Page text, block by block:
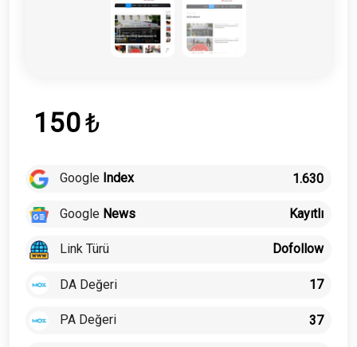
150₺
Google Index 1.630
Google News Kayıtlı
Link Türü Dofollow
DA Değeri 17
PA Değeri 37